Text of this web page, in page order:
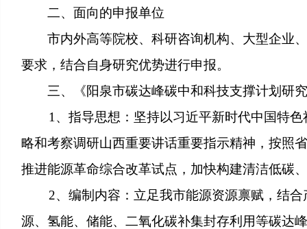
二、面向的申报单位
市内外高等院校、科研咨询机构、大型企业、
要求，结合自身研究优势进行申报。
三、《阳泉市碳达峰碳中和科技支撑计划研
1、指导思想：坚持以习近平新时代中国特色
略和考察调研山西重要讲话重要指示精神，按照
推进能源革命综合改革试点，加快构建清洁低碳
2、编制内容：立足我市能源资源禀赋，结合
源、氢能、储能、二氧化碳补集封存利用等碳达